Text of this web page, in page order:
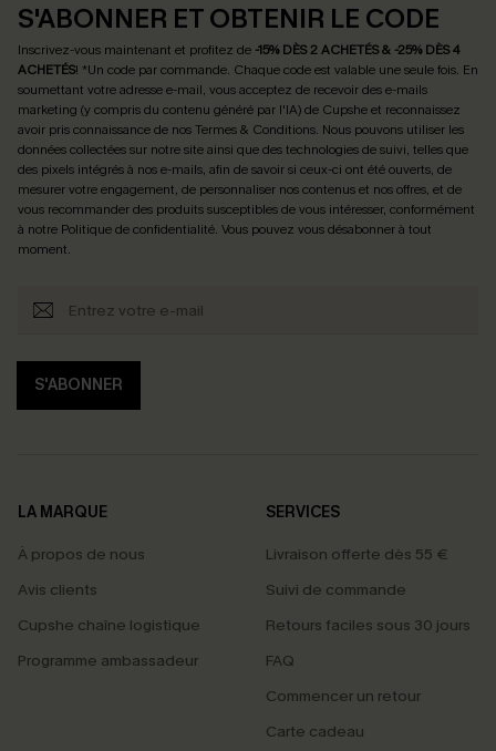
S'ABONNER ET OBTENIR LE CODE
Inscrivez-vous maintenant et profitez de -15% DÈS 2 ACHETÉS & -25% DÈS 4
ACHETÉS! *Un code par commande. Chaque code est valable une seule fois. En
soumettant votre adresse e-mail, vous acceptez de recevoir des e-mails
marketing (y compris du contenu généré par l'IA) de Cupshe et reconnaissez
avoir pris connaissance de nosTermes & Conditions. Nous pouvons utiliser les
données collectées sur notre site ainsi que des technologies de suivi, telles que
des pixels intégrés à nos e-mails, afin de savoir si ceux-ci ont été ouverts, de
mesurer votre engagement, de personnaliser nos contenus et nos offres, et de
vous recommander des produits susceptibles de vous intéresser, conformément
à notre Politique de confidentialité. Vous pouvez vous désabonner à tout
moment.
S'ABONNER
LA MARQUE
À propos de nous
Avis clients
Cupshe chaîne logistique
Programme ambassadeur
SERVICES
Livraison offerte dès 55 €
Suivi de commande
Retours faciles sous 30 jours
FAQ
Commencer un retour
Carte cadeau